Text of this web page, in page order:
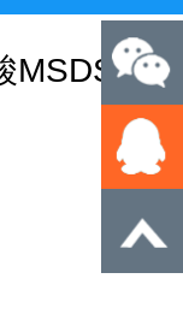
MSDS